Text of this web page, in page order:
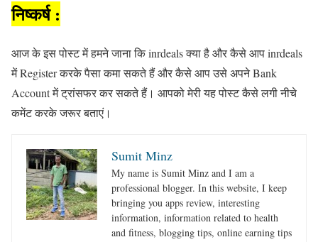
निष्कर्ष :
आज के इस पोस्ट में हमने जाना कि inrdeals क्या है और कैसे आप inrdeals
में Register करके पैसा कमा सकते हैं और कैसे आप उसे अपने Bank
Account में ट्रांसफर कर सकते हैं। आपको मेरी यह पोस्ट कैसे लगी नीचे
कमेंट करके जरूर बताएं।
Sumit Minz
My name is Sumit Minz and I am a
professional blogger. In this website, I keep
bringing you apps review, interesting
information, information related to health
and fitness, blogging tips, online earning tips